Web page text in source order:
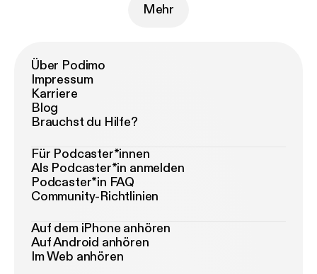
Mehr
Über Podimo
Impressum
Karriere
Blog
Brauchst du Hilfe?
Für Podcaster*innen
Als Podcaster*in anmelden
Podcaster*in FAQ
Community-Richtlinien
Auf dem iPhone anhören
Auf Android anhören
Im Web anhören